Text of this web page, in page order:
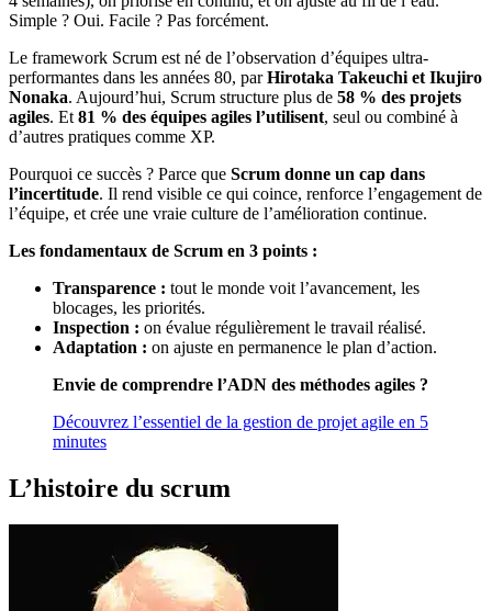
Simple ? Oui. Facile ? Pas forcément.
Le framework Scrum est né de l’observation d’équipes ultra-
performantes dans les années 80, parHirotaka Takeuchi et Ikujiro
Nonaka. Aujourd’hui, Scrum structure plus de 58 % des projets
agiles. Et 81 % des équipes agiles l’utilisent, seul ou combiné à
d’autres pratiques comme XP.
Pourquoi ce succès ? Parce que Scrum donne un cap dans
l’incertitude. Il rend visible ce qui coince, renforce l’engagement de
l’équipe, et crée une vraie culture de l’amélioration continue.
Les fondamentaux de Scrum en 3 points :
Transparence : tout le monde voit l’avancement, les
blocages, les priorités.
Inspection : on évalue régulièrement le travail réalisé.
Adaptation : on ajuste en permanence le plan d’action.
Envie de comprendre l’ADN des méthodes agiles ?
Découvrez l’essentiel de la gestion de projet agile en 5
minutes
L’histoire du scrum